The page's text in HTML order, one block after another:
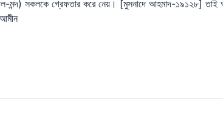
মন্দ) সকলকে গ্রেফতার করে নেয়। [মুসনাদে আহমাদ-১৯১২৮] তাই